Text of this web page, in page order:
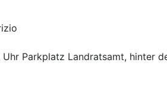
Parkplatz Landratsamt, hinter